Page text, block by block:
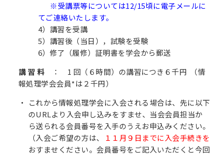
※受講票等については12/15頃に電子メールに
てご連絡いたします。
4）講習を受講
5）講習後（当日），試験を受験
6）修了（履修）証明書を学会から郵送
講 習 料 ： 1 回（６時間）の講習につき６千円 （情
報処理学会会員*は２千円）
これから情報処理学会に入会される場合は、先に以下
のURLより入会申し込みをすませ、当会会員担当か
ら送られる会員番号を入手のうえお申込みください。
（入会ご希望の方は、
１１月９日までに入会手続きを
おすませください。会員番号をご記入いただくと今回